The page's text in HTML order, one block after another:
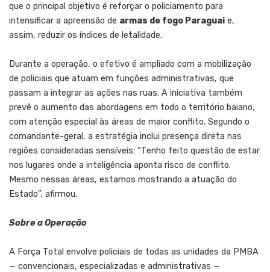
que o principal objetivo é reforçar o policiamento para
intensificar a apreensão de armas de fogo Paraguai e,
assim, reduzir os índices de letalidade.
Durante a operação, o efetivo é ampliado com a mobilização
de policiais que atuam em funções administrativas, que
passam a integrar as ações nas ruas. A iniciativa também
prevê o aumento das abordagens em todo o território baiano,
com atenção especial às áreas de maior conflito. Segundo o
comandante-geral, a estratégia inclui presença direta nas
regiões consideradas sensíveis: “Tenho feito questão de estar
nos lugares onde a inteligência aponta risco de conflito.
Mesmo nessas áreas, estamos mostrando a atuação do
Estado”, afirmou.
Sobre a Operação
A Força Total envolve policiais de todas as unidades da PMBA
— convencionais, especializadas e administrativas —